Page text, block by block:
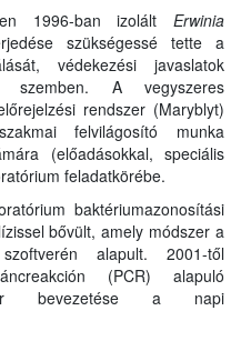
1996-ban izolált Erwinia
szükségessé tette a
védekezési javaslatok
szemben. A vegyszeres
rendszer (Maryblyt)
felvilágosító munka
(előadásokkal, speciális
feladatkörébe.
baktériumazonosítási
bővült, amely módszer a
alapult. 2001-től
(PCR) alapuló
bevezetése a napi